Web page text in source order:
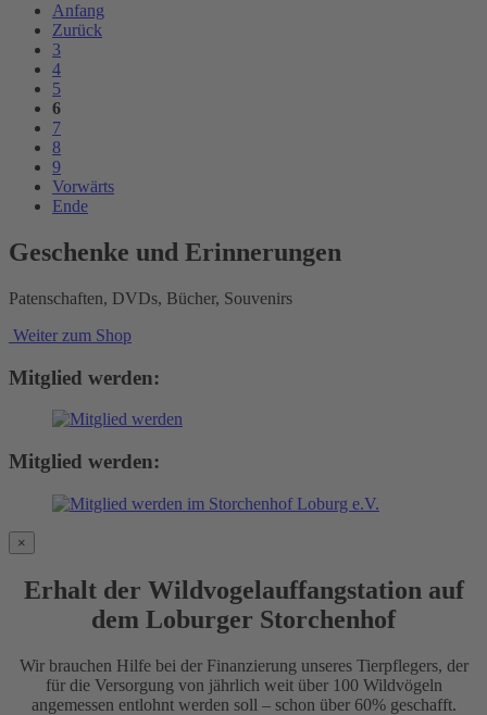
Anfang
Zurück
3
4
5
6
7
8
9
Vorwärts
Ende
Geschenke und Erinnerungen
Patenschaften, DVDs, Bücher, Souvenirs
Weiter zum Shop
Mitglied werden:
Mitglied werden:
×
Erhalt der Wildvogelauffangstation auf
dem Loburger Storchenhof
Wir brauchen Hilfe bei der Finanzierung unseres Tierpflegers, der
für die Versorgung von jährlich weit über 100 Wildvögeln
angemessen entlohnt werden soll – schon über 60% geschafft.